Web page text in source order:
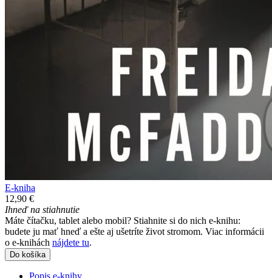
E-kniha
12,90 €
Ihneď na stiahnutie
Máte čítačku, tablet alebo mobil? Stiahnite si do nich e-knihu:
budete ju mať hneď a ešte aj ušetríte život stromom. Viac informácii
o e-knihách nájdete tu.
Do košíka